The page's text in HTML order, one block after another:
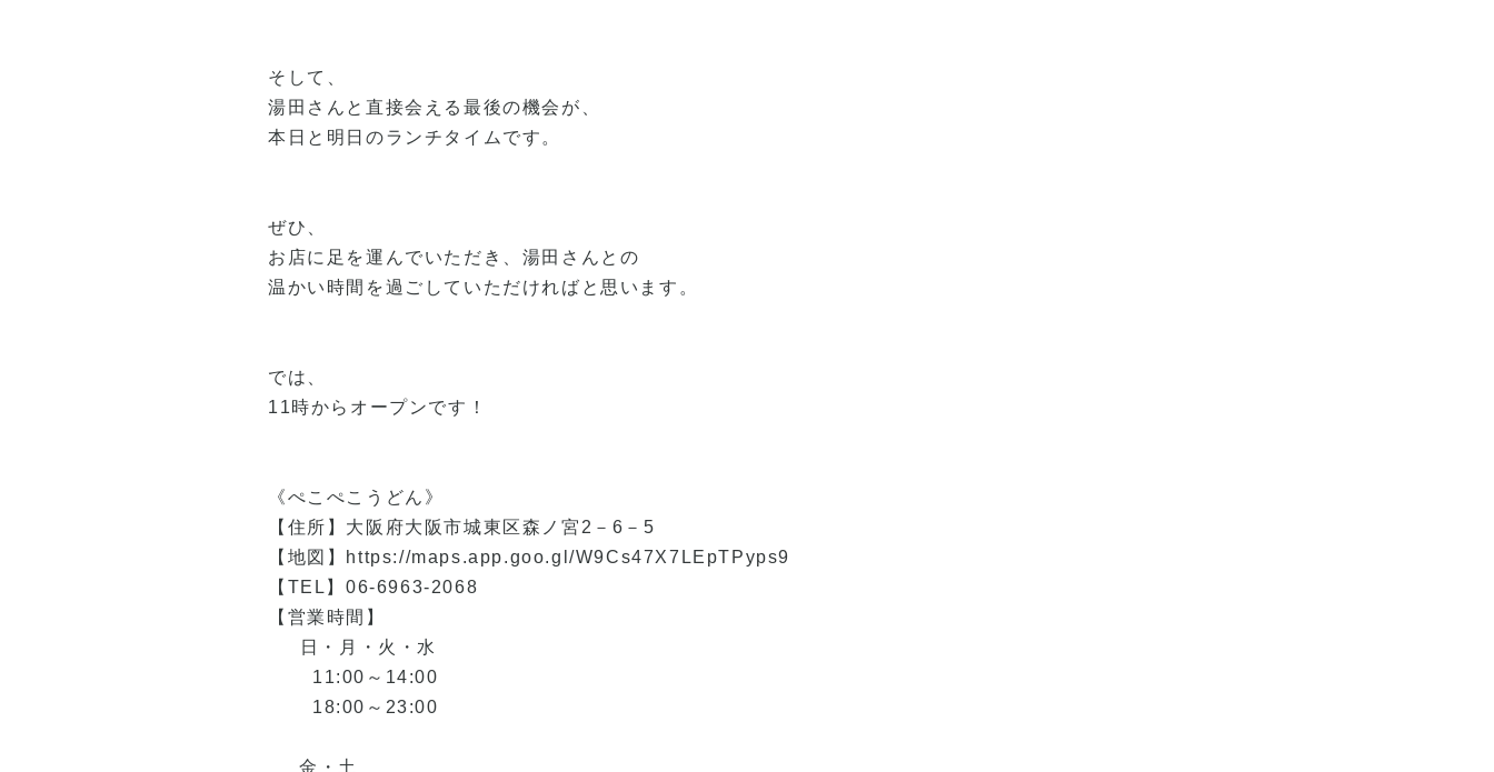
そして、
湯田さんと直接会える最後の機会が、
本日と明日のランチタイムです。
ぜひ、
お店に足を運んでいただき、湯田さんとの
温かい時間を過ごしていただければと思います。
では、
11時からオープンです！
《ぺこぺこうどん》
【住所】大阪府大阪市城東区森ノ宮2－6－5
【地図】 https://maps.app.goo.gl/W9Cs47X7LEpTPyps9
【TEL】06‐6963‐2068
【営業時間】
日・月・火・水
11:00～14:00
18:00～23:00
金・土